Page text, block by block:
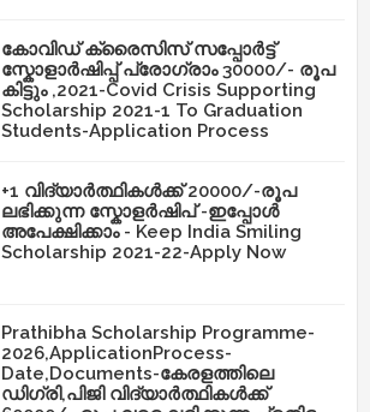
കോവിഡ് ക്രൈസിസ് സപ്പോർട്ട്
സ്കോളാർഷിപ്പ് പ്രോഗ്രാം 30000/- രൂപ
കിട്ടും ,2021-Covid Crisis Supporting
Scholarship 2021-1 To Graduation
Students-Application Process
+1 വിദ്യാർത്ഥികൾക്ക് 20000/-രൂപ
ലഭിക്കുന്ന സ്കോളർഷിപ് -ഇപ്പോൾ
അപേക്ഷിക്കാം - Keep India Smiling
Scholarship 2021-22-Apply Now
Prathibha Scholarship Programme-
2026,ApplicationProcess-
Date,Documents-കേരളത്തിലെ
ഡിഗ്രി,പിജി വിദ്യാർത്ഥികൾക്ക്